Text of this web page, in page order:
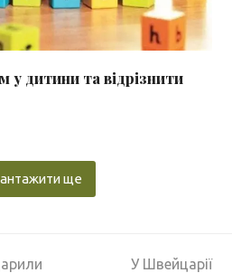
у дитини та відрізнити
ще
next
У Швейцарії